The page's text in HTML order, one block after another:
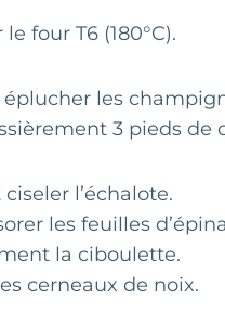
four T6 (180°C).
les
3 pieds de
l’échalote.
les feuilles
la ciboulette.
cerneaux de noix.